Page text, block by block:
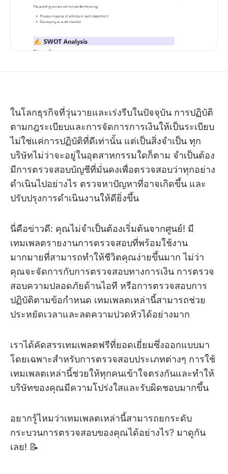
ในโลกธุรกิจที่วุ่นวายและเร่งรีบในปัจจุบัน การปฏิบัติ
ตามกฎระเบียบและการจัดการการเงินให้เป็นระเบียบ
ไม่ใช่แค่การปฏิบัติที่ดีเท่านั้น แต่เป็นสิ่งจำเป็น ทุก
บริษัทไม่ว่าจะอยู่ในอุตสาหกรรมใดก็ตาม จำเป็นต้อง
มีการตรวจสอบบัญชีที่มั่นคงเพื่อตรวจสอบว่าทุกอย่าง
ดำเนินไปอย่างไร ตรวจหาปัญหาที่อาจเกิดขึ้น และ
ปรับปรุงการดำเนินงานให้ดียิ่งขึ้น
นี่คือข่าวดี: คุณไม่จำเป็นต้องเริ่มต้นจากศูนย์! มี
เทมเพลตรายงานการตรวจสอบที่พร้อมใช้งาน
มากมายที่สามารถทำให้ชีวิตคุณง่ายขึ้นมาก ไม่ว่า
คุณจะจัดการกับการตรวจสอบทางการเงิน การตรวจ
สอบความปลอดภัยด้านไอที หรือการตรวจสอบการ
ปฏิบัติตามข้อกำหนด เทมเพลตเหล่านี้สามารถช่วย
ประหยัดเวลาและลดความปวดหัวได้อย่างมาก
เราได้คัดสรรเทมเพลตฟรีที่ยอดเยี่ยมซึ่งออกแบบมา
โดยเฉพาะสำหรับการตรวจสอบประเภทต่างๆ การใช้
เทมเพลตเหล่านี้ช่วยให้ทุกคนเข้าใจตรงกันและทำให้
บริษัทของคุณมีความโปร่งใสและรับผิดชอบมากขึ้น
อยากรู้ไหมว่าเทมเพลตเหล่านี้สามารถยกระดับ
กระบวนการตรวจสอบของคุณได้อย่างไร? มาดูกัน
เลย! 📝